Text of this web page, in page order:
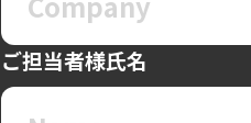
ご担当者様氏名